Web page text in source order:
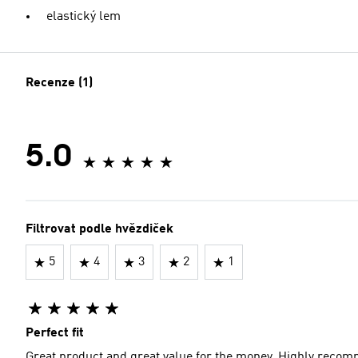
elastický lem
Recenze (1)
5.0
Filtrovat podle hvězdiček
5 4 3 2 1
Perfect fit